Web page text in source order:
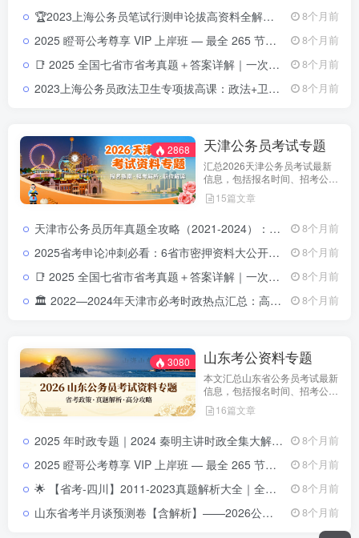
天津市考特点，合理安排备考计
🏆2023上海公务员笔试行测申论拔高资料全解：提分必备📘来源：教育学习网（jiaoyuxuexi.com ） 📦资源类型：上海公务员笔试提分课程+讲义 📚覆盖方向：行测、申论、常识判断、数量关系、言语理解、判断推理、资料分析等全模块 8个月前
2025 瞪哥公考尊享 VIP 上岸班 — 最全 265 节视频课程，助你一次性上岸！2025 瞪哥公考尊享 VIP 上岸班 — 最全 265 节视频课程，助你一次性上岸！ 8个月前
📑 2025 全国七省市省考真题＋答案详解｜一次拥有山东 · 浙江 ·四川 ·上海 ·北京 ·天津 ·江苏真题全套2025 全国省考真题全收录：七省市（山东 · 浙江 · 四川 · 上海 ·北京 ·天津 ·江苏）试卷＋详解 8个月前
2023上海公务员政法卫生专项拔高课：政法+卫生+信息技术，一站掌握核心考点！📘 来源：教育学习网（jiaoyuxuexi.com ） 📦 资源类型：政法卫生专项提分资料 + 讲义 + 试看视频 📚 涵盖方向：卫生健康管理、信息技术、政法基础、基层人民警察专项等 8个月前
2868 天津公务员考试专题
汇总2026天津公务员考试最新
信息，包括报名时间、招考公
告、职位表、笔试科目及行测申
论备考指南。通过政策解读和考
市考特点，合理安排备考计划，
15篇文章
天津市公务员历年真题全攻略（2021-2024）：申论与行测试卷解析合集天津市公务员历年真题集（2021-2024）：申论行测全解析与答题策略 8个月前
2025省考申论冲刺必看：6省市密押资料大公开，高分上岸就靠它！ 8个月前
📑 2025 全国七省市省考真题＋答案详解｜一次拥有山东 · 浙江 ·四川 ·上海 ·北京 ·天津 ·江苏真题全套2025 全国省考真题全收录：七省市（山东 · 浙江 · 四川 · 上海 ·北京 ·天津 ·江苏）试卷＋详解 8个月前
🏛️ 2022—2024年天津市必考时政热点汇总：高频政策与重点事件全解析2022-2024年天津市时政热点汇总｜三年核心政策全解析 8个月前
3080 山东考公资料专题
本文汇总山东省公务员考试最新
信息，包括报名时间、招考公
告、职位表、笔试科目及行测申
论备考指南。通过政策解读和考
市考特点，合理安排备考计划，
16篇文章
2025 年时政专题｜2024 秦明主讲时政全集大解析2025 年时政专题｜2024 秦明主讲时政全集大解析 8个月前
2025 瞪哥公考尊享 VIP 上岸班 — 最全 265 节视频课程，助你一次性上岸！2025 瞪哥公考尊享 VIP 上岸班 — 最全 265 节视频课程，助你一次性上岸！ 8个月前
🌟 【省考-四川】2011-2023真题解析大全｜全省历年申论&行测题库四川省历年真题带解析 | 2011-2023申论&行测真题合集 8个月前
山东省考半月谈预测卷【含解析】——2026公考冲刺必备神器！ 8个月前